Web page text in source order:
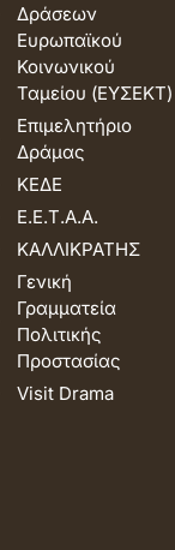
Δράσεων
Ευρωπαϊκού
Κοινωνικού
Ταμείου (ΕΥΣΕΚΤ)
Επιμελητήριο
Δράμας
ΚΕΔΕ
Ε.Ε.Τ.Α.Α.
ΚΑΛΛΙΚΡΑΤΗΣ
Γενική
Γραμματεία
Πολιτικής
Προστασίας
Visit Drama